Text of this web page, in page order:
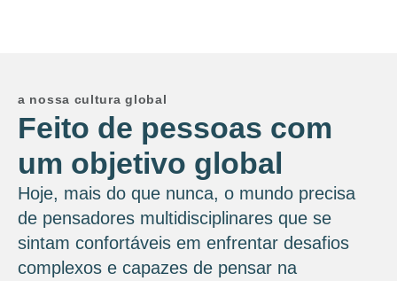
a nossa cultura global
Feito de pessoas com
um objetivo global
Hoje, mais do que nunca, o mundo precisa
de pensadores multidisciplinares que se
sintam confortáveis ​​em enfrentar desafios
complexos e capazes de pensar na